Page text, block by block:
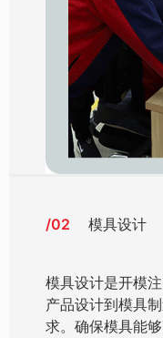
/02 模具设计
模具设计是开模
产品设计到模具
求。确保模具能